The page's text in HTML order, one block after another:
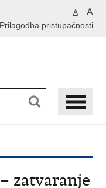
A A
Prilagodba pristupačnosti
zatvaranje